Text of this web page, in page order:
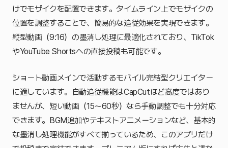
けでモザイクを配置できます。タイムライン上でモザイクの
位置を調整することで、簡易的な追従効果を実現できます。
縦型動画（9:16）の墨消し処理に最適化されており、TikTok
やYouTube Shortsへの直接投稿も可能です。
ショート動画メインで活動するモバイル完結型クリエイター
に適しています。自動追従機能はCapCutほど高度ではあり
ませんが、短い動画（15〜60秒）なら手動調整でも十分対応
できます。BGM追加やテキストアニメーションなど、基本的
な墨消し処理機能がすべて揃っているため、このアプリだけ